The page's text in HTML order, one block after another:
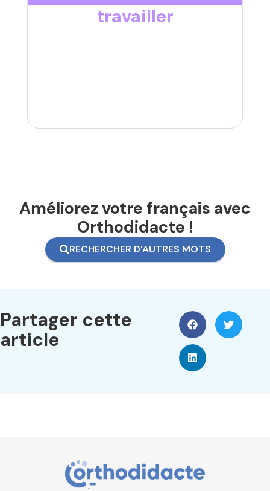
travailler
Améliorez votre français avec
Orthodidacte !
RECHERCHER D'AUTRES MOTS
Partager cette
article